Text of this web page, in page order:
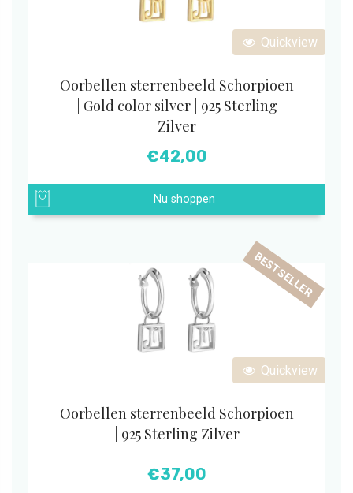
Quickview
Oorbellen sterrenbeeld Schorpioen
| Gold color silver | 925 Sterling
Zilver
€42,00
Nu shoppen
Quickview
BESTSELLER
Oorbellen sterrenbeeld Schorpioen
| 925 Sterling Zilver
€37,00